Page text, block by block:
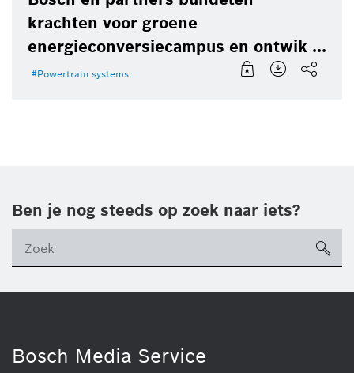
krachten voor groene
energieconversiecampus en ontwik ...
Powertrain systems
Ben je nog steeds op zoek naar iets?
Bosch Media Service